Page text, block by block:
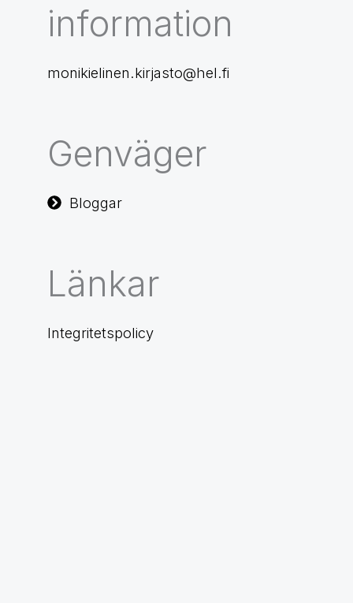
information
monikielinen.kirjasto@hel.fi
Genväger
Bloggar
Länkar
Integritetspolicy